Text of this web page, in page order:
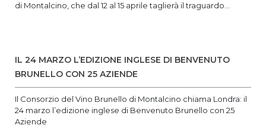
di Montalcino, che dal 12 al 15 aprile taglierà il traguardo...
IL 24 MARZO L’EDIZIONE INGLESE DI BENVENUTO
BRUNELLO CON 25 AZIENDE
Il Consorzio del Vino Brunello di Montalcino chiama Londra: il
24 marzo l’edizione inglese di Benvenuto Brunello con 25
Aziende